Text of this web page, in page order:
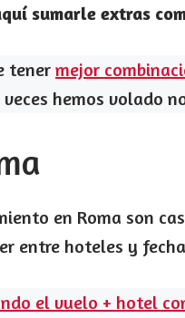
sumarle extras
tener mejor
hemos volado
en Roma son
entre hoteles y
el vuelo + hotel